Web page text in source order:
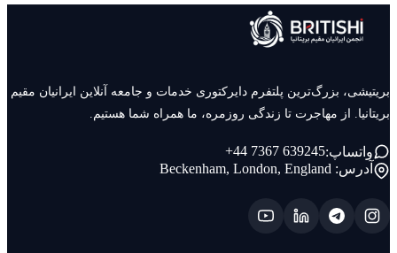
بریتیشی، بزرگ‌ترین پلتفرم دایرکتوری خدمات و جامعه آنلاین ایرانیان مقیم
بریتانیا. از مهاجرت تا زندگی روزمره، ما همراه شما هستیم.
واتساپ:+44 7367 639245
آدرس:Beckenham, London, England